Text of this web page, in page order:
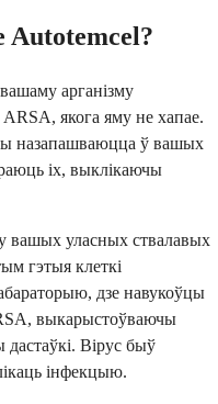
Autotemcel?
арганізму
якога яму не хапае.
назапашваюцца ў вашых
іх, выклікаючы
вашых уласных ствалавых
гэтыя клеткі
дзе навукоўцы
выкарыстоўваючы
дастаўкі. Вірус быў
інфекцыю.